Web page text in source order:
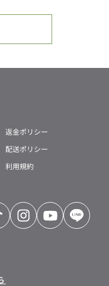
返金ポリシー
配送ポリシー
利用規約
InstagramYouTube
LINE